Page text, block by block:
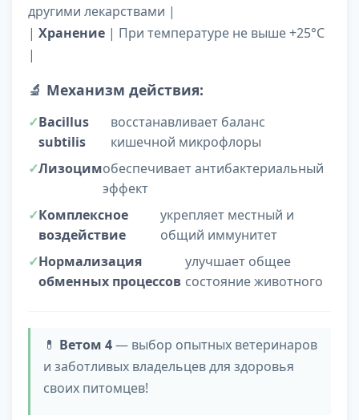
другими лекарствами |
| Хранение | При температуре не выше +25°C
|
🔬 Механизм действия:
Bacillus
subtilis
восстанавливает баланс
кишечной микрофлоры
Лизоцимобеспечивает антибактериальный
эффект
Комплексное
воздействие
укрепляет местный и
общий иммунитет
Нормализация
обменных процессов
улучшает общее
состояние животного
💊 Ветом 4— выбор опытных ветеринаров
и заботливых владельцев для здоровья
своих питомцев!